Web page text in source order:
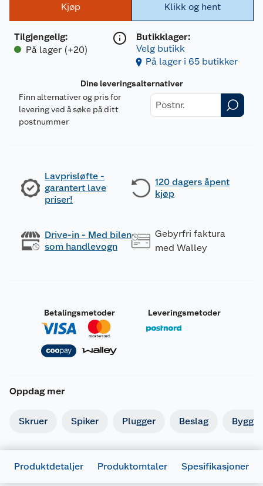
Kjøp
Tilgjengelig:
På lager (+20)
Klikk og hent
Butikklager:
Velg butikk
På lager i 65 butikker
Dine leveringsalternativer
Finn alternativer og pris for
levering ved å søke på ditt
postnummer
Lavprisløfte -
garantert lave
priser!
120 dagers åpent
kjøp
Drive-in - Med bilen
som handlevogn
Gebyrfri faktura
med Walley
Betalingsmetoder Leveringsmetoder
Oppdag mer
Skruer Spiker Plugger Beslag
Produktdetaljer Produktomtaler Spesifikasjoner